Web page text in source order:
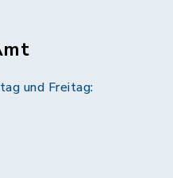
und Freitag: